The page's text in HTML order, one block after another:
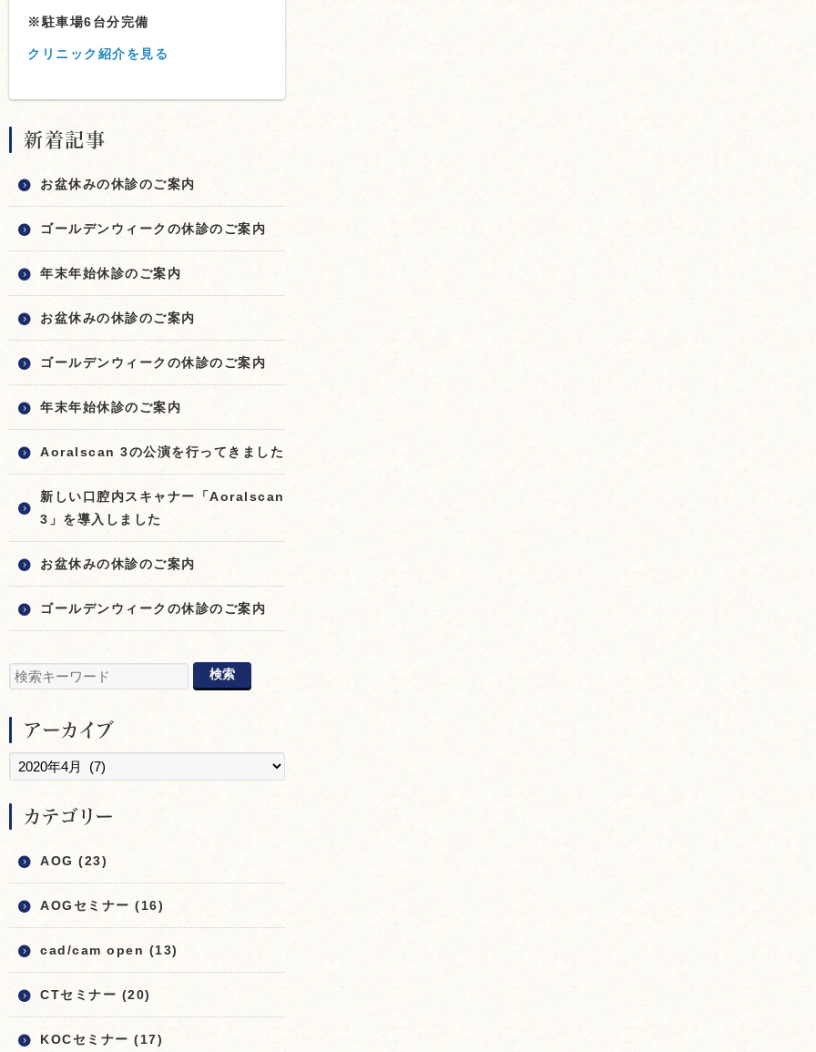
※駐車場6台分完備
クリニック紹介を見る
新着記事
お盆休みの休診のご案内
ゴールデンウィークの休診のご案内
年末年始休診のご案内
お盆休みの休診のご案内
ゴールデンウィークの休診のご案内
年末年始休診のご案内
Aoralscan 3の公演を行ってきました
新しい口腔内スキャナー「Aoralscan
3」を導入しました
お盆休みの休診のご案内
ゴールデンウィークの休診のご案内
アーカイブ
カテゴリー
AOG (23)
AOGセミナー (16)
cad/cam open (13)
CTセミナー (20)
KOCセミナー (17)